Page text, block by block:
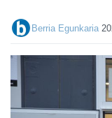
Berria Egunkaria